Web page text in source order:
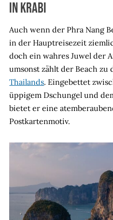
in Krabi
Auch wenn der Phra Nang
in der Hauptreisezeit
doch ein wahres Juwel der
umsonst zählt der Beach zu
Thailands. Eingebettet
üppigem Dschungel und
bietet er eine
Postkartenmotiv.